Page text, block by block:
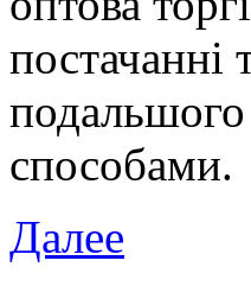
подальшого
способами.
Далее